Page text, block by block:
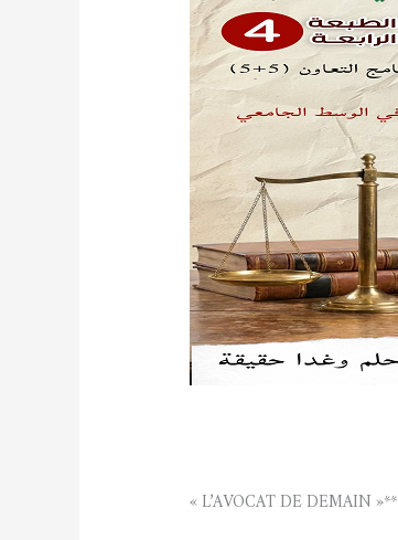
« L’AVOCAT DE DEMAIN »**